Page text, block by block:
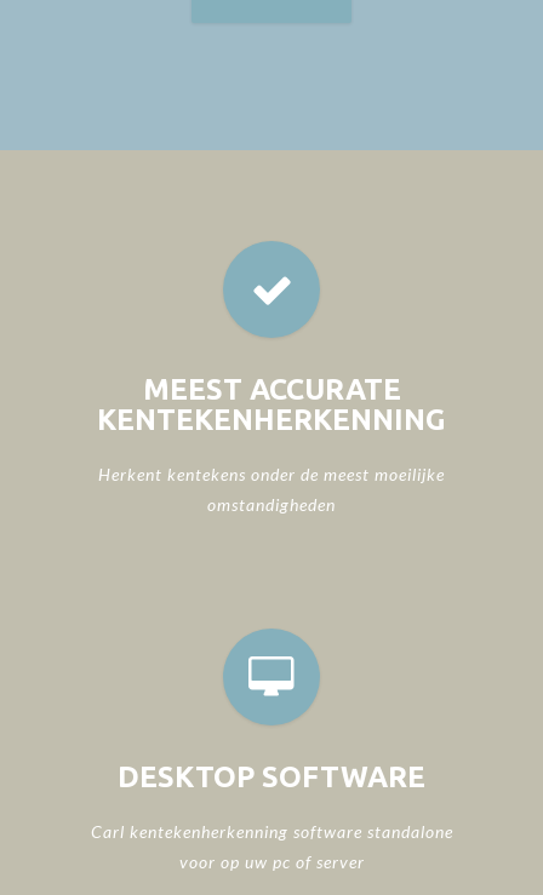
MEEST ACCURATE
KENTEKENHERKENNING
Herkent kentekens onder de meest moeilijke
omstandigheden
DESKTOP SOFTWARE
Carl kentekenherkenning software standalone
voor op uw pc of server